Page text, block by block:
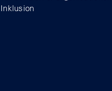
Inklusion